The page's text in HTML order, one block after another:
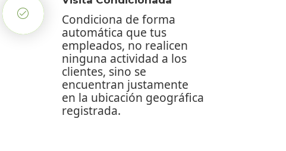
Condiciona de forma
automática que tus
empleados, no realicen
ninguna actividad a los
clientes, sino se
encuentran justamente
en la ubicación geográfica
registrada.